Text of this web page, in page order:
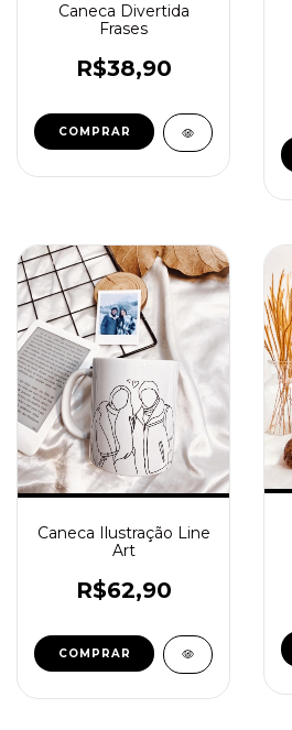
Caneca Divertida
Frases
R$38,90
COMPRAR
Caneca Ilustração Line
Art
R$62,90
COMPRAR